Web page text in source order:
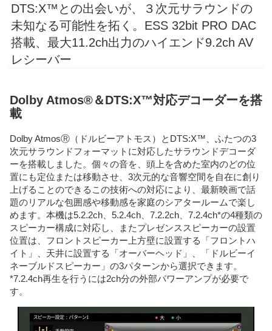
DTS:X™との出会いが、３次元サラウンドの
未知なる可能性を拓く。ESS 32bit PRO DAC
搭載、最大11.2ch出力のハイエンド9.2ch AV
レシーバー
Dolby Atmos®＆DTS:X™対応デコーダーを搭
載
Dolby AtmosⓇ（ドルビーアトモス）とDTS:X™、ふたつの3
次元サラウンドフォーマットに対応したサラウンドデコーダ
ーを搭載しました。個々の音を、頭上を含めた室内のどの位
置にも定位または移動させ、3次元的な音響空間を自在に創り
上げることのできるこの技術への対応により、最新映画で話
題のリアルな包囲感や移動感を家庭のシアタールームで楽し
めます。本機は5.2.2ch、5.2.4ch、7.2.2ch、7.2.4ch*の4種類の
スピーカー構成に対応し、またプレゼンススピーカーの設置
位置は、フロントスピーカー上方壁に設置する「フロントハ
イト」、天井に設置する「オーバーヘッド」、「ドルビーイ
ネーブルドスピーカー」の3パターンから選択できます。
*7.2.4ch再生を行うには2ch分の外部パワーアンプが必要で
す。